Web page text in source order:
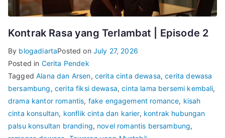
Kontrak Rasa yang Terlambat | Episode 2
By blogadiartaPosted on July 27, 2026
Posted in Cerita Pendek
TaggedAlana dan Arsen, cerita cinta dewasa,cerita dewasa
bersambung, cerita fiksi dewasa,cinta lama bersemi kembali,
drama kantor romantis, fake engagement romance, kisah
cinta konsultan, konflik cinta dan karier, kontrak hubungan
palsu konsultan branding, novel romantis bersambung,